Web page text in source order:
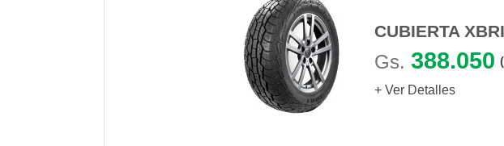
CUBIERTA
Gs. 388.050
+ Ver Detalles